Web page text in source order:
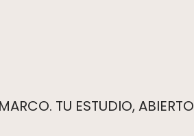
TU ESTUDIO, ABIERTO